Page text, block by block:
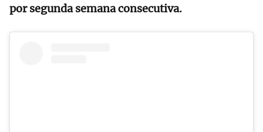
por segunda semana consecutiva.